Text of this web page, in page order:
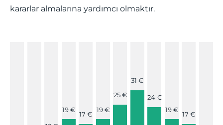
kararlar almalarına yardımcı olmaktır.
19 €
17 €
19 €
25 €
31 €
24 €
19 €
17 €